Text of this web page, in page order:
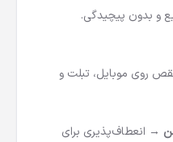
و بدون پیچیدگی.
روی موبایل، تبلت و
→ انعطاف‌پذیری برای